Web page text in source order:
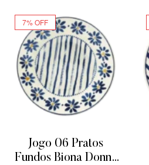
7% OFF
Jogo 06 Pratos
Fundos Biona Donna